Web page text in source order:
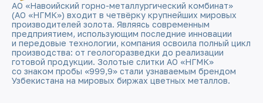
АО «Навоийский горно-металлургический комбинат»
(АО «НГМК») входит в четвёрку крупнейших мировых
производителей золота. Являясь современным
предприятием, использующим последние инновации
и передовые технологии, компания освоила полный цикл
производства: от геологоразведки до реализации
готовой продукции. Золотые слитки АО «НГМК»
со знаком пробы «999,9» стали узнаваемым брендом
Узбекистана на мировых биржах цветных металлов.